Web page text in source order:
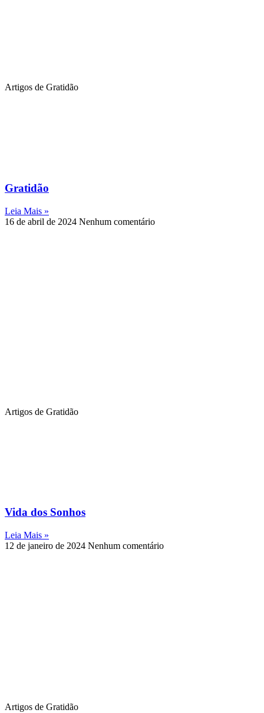
Artigos de Gratidão
Gratidão
Leia Mais »
16 de abril de 2024 Nenhum comentário
Artigos de Gratidão
Vida dos Sonhos
Leia Mais »
12 de janeiro de 2024 Nenhum comentário
Artigos de Gratidão